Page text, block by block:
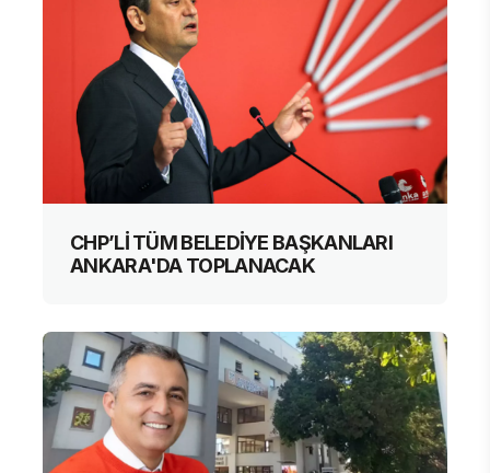
CHP’Lİ TÜM BELEDİYE BAŞKANLARI
ANKARA'DA TOPLANACAK